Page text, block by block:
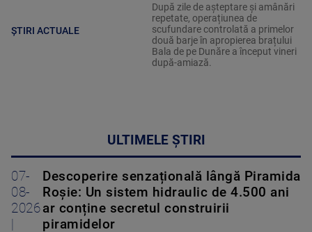
ȘTIRI ACTUALE
După zile de așteptare și amânări
repetate, operațiunea de
scufundare controlată a primelor
două barje în apropierea brațului
Bala de pe Dunăre a început vineri
după-amiază.
ULTIMELE ȘTIRI
07-
08-
2026
Descoperire senzațională lângă Piramida
Roșie: Un sistem hidraulic de 4.500 ani
ar conține secretul construirii
piramidelor